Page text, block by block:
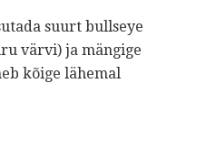
suurt bullseye
värvi) ja mängige
kõige lähemal